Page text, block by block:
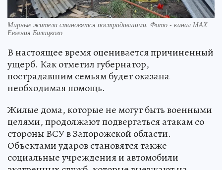
Мирные жители становятся пострадавшими. Фото - канал МАХ
Евгения Балицкого
В настоящее время оценивается причиненный
ущерб. Как отметил губернатор,
пострадавшим семьям будет оказана
необходимая помощь.
Жилые дома, которые не могут быть военными
целями, продолжают подвергаться атакам со
стороны ВСУ в Запорожской области.
Объектами ударов становятся также
социальные учреждения и автомобили